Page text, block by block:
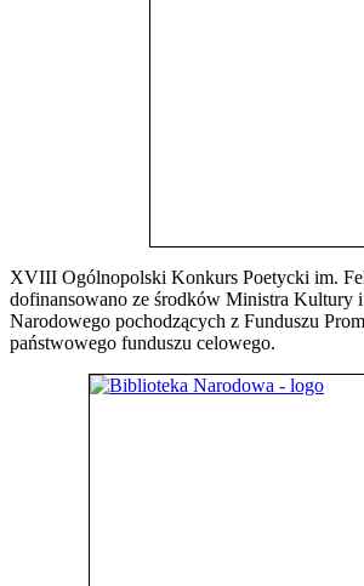
XVIII Ogólnopolski Konkurs Poetycki im.
dofinansowano ze środków Ministra Kultury
Narodowego pochodzących z Funduszu
państwowego funduszu celowego.